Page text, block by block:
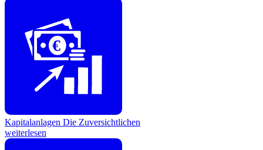
€
Kapitalanlagen Die Zuversichtlichen
weiterlesen